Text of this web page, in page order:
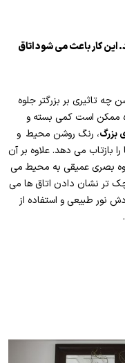
این کار باعث می شود اتاق
تاثیری بر بزرگتر جلوه
ممکن است کمی بسته و
بزرگ، رنگ روشن محیط و
را بازتاب می دهد. علاوه بر آن
بصری عمیقی به محیط می
تر نشان دادن اتاق ها می
نور طبیعی و استفاده از